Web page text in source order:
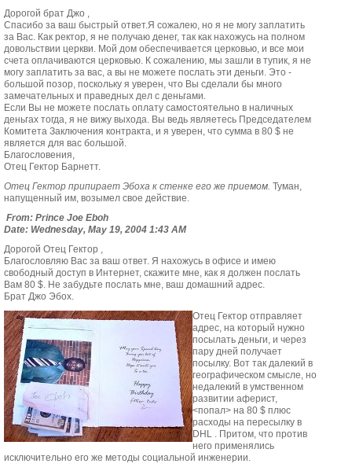
Дорогой брат Джо ,
Спасибо за ваш быстрый ответ.Я сожалею, но я не могу заплатить
за Вас. Как ректор, я не получаю денег, так как нахожусь на полном
довольствии церкви. Мой дом обеспечивается церковью, и все мои
счета оплачиваются церковью. К сожалению, мы зашли в тупик, я не
могу заплатить за вас, а вы не можете послать эти деньги. Это -
большой позор, поскольку я уверен, что Вы сделали бы много
замечательных и праведных дел с деньгами.
Если Вы не можете послать оплату самостоятельно в наличных
деньгах тогда, я не вижу выхода. Вы ведь являетесь Председателем
Комитета Заключения контракта, и я уверен, что сумма в 80 $ не
является для вас большой.
Благословения,
Отец Гектор Барнетт.
Отец Гектор припирает Эбоха к стенке его же приемом. Туман,
напущенный им, возымел свое действие.
From: Prince Joe Eboh
Date: Wednesday, May 19, 2004 1:43 AM
Дорогой Отец Гектор ,
Благословляю Вас за ваш ответ. Я нахожусь в офисе и имею
свободный доступ в Интернет, скажите мне, как я должен послать
Вам 80 $. Не забудьте послать мне, ваш домашний адрес.
Брат Джо Эбох.
Отец Гектор отправляет
адрес, на который нужно
посылать деньги, и через
пару дней получает
посылку. Вот так далекий в
географическом смысле, но
недалекий в умственном
развитии аферист,
<попал> на 80 $ плюс
расходы на пересылку в
DHL . Притом, что против
него применялись
исключительно его же методы социальной инженерии.